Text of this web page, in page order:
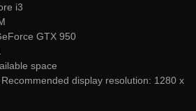
i3
GTX 950
space
Recommended display resolution: 1280 x